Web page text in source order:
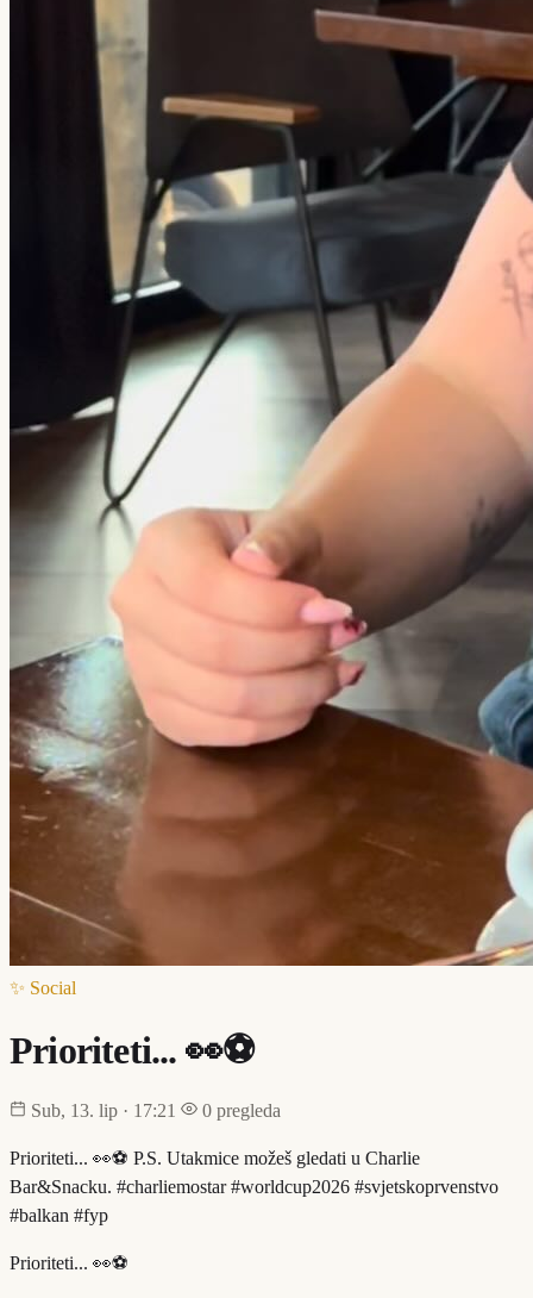
✨ Social
Prioriteti... 👀⚽️
Sub, 13. lip · 17:21 0 pregleda
Prioriteti... 👀⚽️ P.S. Utakmice možeš gledati u Charlie
Bar&Snacku. #charliemostar #worldcup2026 #svjetskoprvenstvo
#balkan #fyp
Prioriteti... 👀⚽️